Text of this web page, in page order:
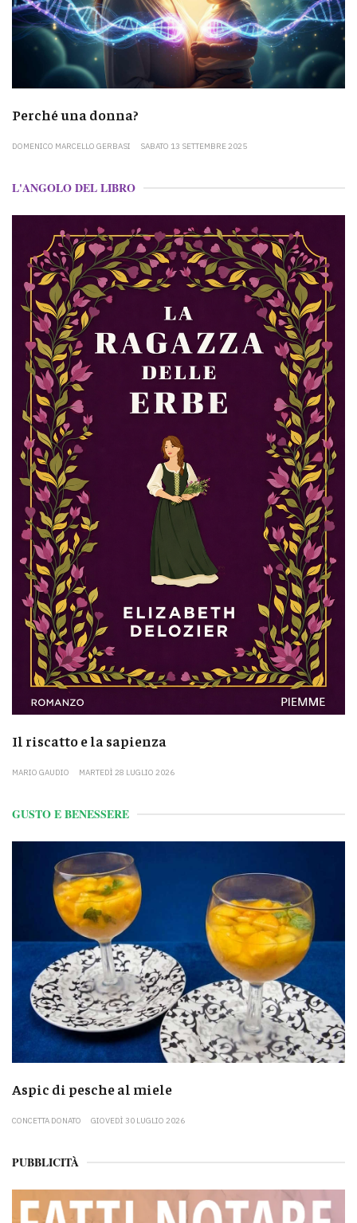
Perché una donna?
DOMENICO MARCELLO GERBASI SABATO 13 SETTEMBRE 2025
L'ANGOLO DEL LIBRO
Il riscatto e la sapienza
MARIO GAUDIO MARTEDÌ 28 LUGLIO 2026
GUSTO E BENESSERE
Aspic di pesche al miele
CONCETTA DONATO GIOVEDÌ 30 LUGLIO 2026
PUBBLICITÀ